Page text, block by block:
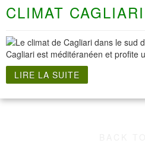
CLIMAT CAGLIARI
Cagliari est méditéranéen et profite
LIRE LA SUITE